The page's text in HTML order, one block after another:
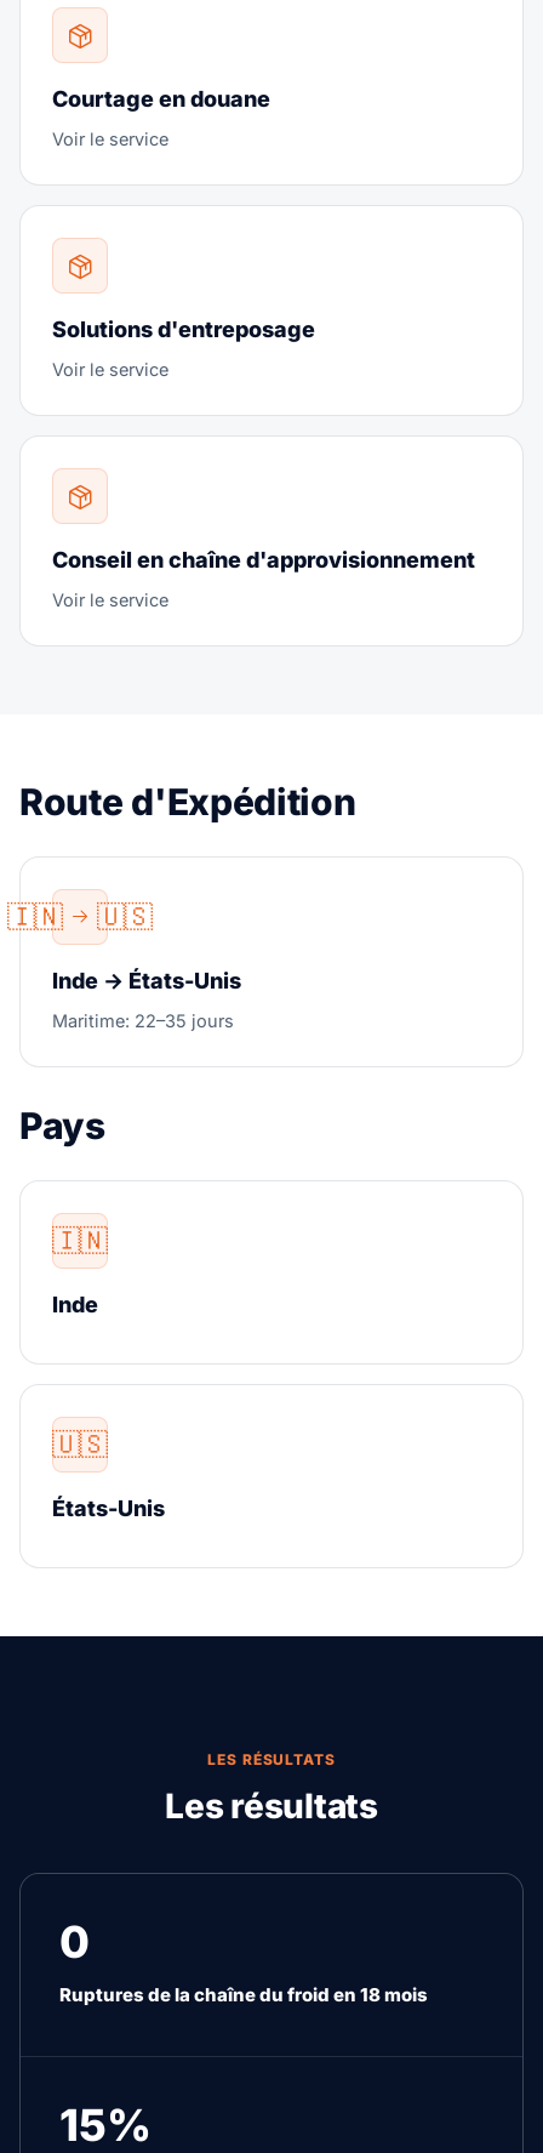
Courtage en douane
Voir le service
Solutions d'entreposage
Voir le service
Conseil en chaîne d'approvisionnement
Voir le service
Route d'Expédition
🇮🇳 🇺🇸
Inde → États-Unis
Maritime: 22–35 jours
Pays
🇮🇳
Inde
🇺🇸
États-Unis
LES RÉSULTATS
Les résultats
0
Ruptures de la chaîne du froid en 18 mois
15%